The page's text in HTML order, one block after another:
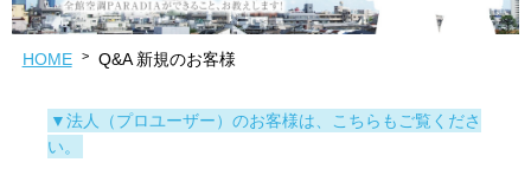
HOME Q&A 新規のお客様
▼法人（プロユーザー）のお客様は、こちらもご覧くださ
い。